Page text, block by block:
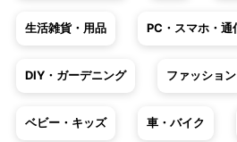
生活雑貨・用品 PC・スマホ・通
DIY・ガーデニング ファッション
ベビー・キッズ 車・バイク